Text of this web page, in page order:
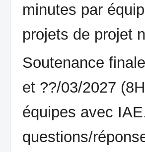
minutes par
projets de projet
Soutenance
et ??/03/2027
équipes avec
questions/